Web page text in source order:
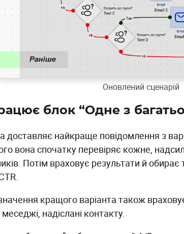
Оновлений сценарій
блок “Одне з
доставляє найкраще повідомлення з
вона спочатку перевіряє кожне,
Потім враховує результати й
кращого варіанта також
меседжі, надіслані контакту.